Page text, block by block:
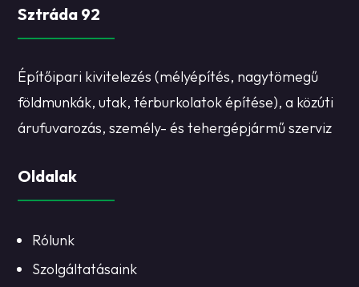
Sztráda 92
Építőipari kivitelezés (mélyépítés, nagytömegű
földmunkák, utak, térburkolatok építése), a közúti
árufuvarozás, személy- és tehergépjármű szerviz
Oldalak
Rólunk
Szolgáltatásaink